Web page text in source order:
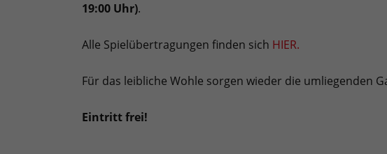
19:00 Uhr).
Alle Spielübertragungen finden sich HIER.
Für das leibliche Wohle sorgen wieder die umliegenden
Eintritt frei!